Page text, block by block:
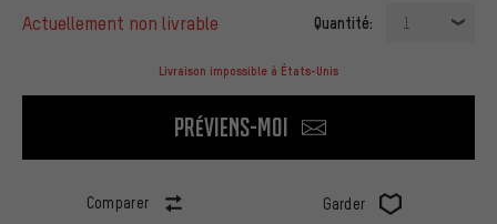
actuellement non livrable Quantité: 1
Livraison impossible à États-Unis
Préviens-moi
Comparer Garder